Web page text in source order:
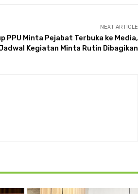
NEXT ARTICLE
PPU Minta Pejabat Terbuka ke Media,
Kegiatan Minta Rutin Dibagikan